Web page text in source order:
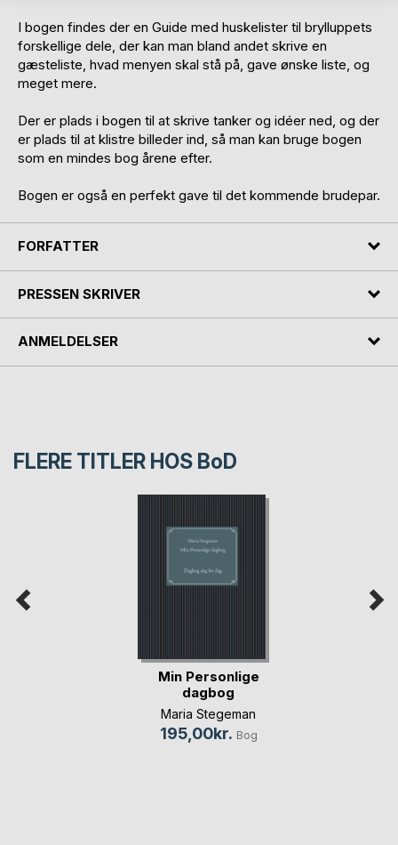
I bogen findes der en Guide med huskelister til brylluppets
forskellige dele, der kan man bland andet skrive en
gæsteliste, hvad menyen skal stå på, gave ønske liste, og
meget mere.
Der er plads i bogen til at skrive tanker og idéer ned, og der
er plads til at klistre billeder ind, så man kan bruge bogen
som en mindes bog årene efter.
Bogen er også en perfekt gave til det kommende brudepar.
FORFATTER
PRESSEN SKRIVER
ANMELDELSER
FLERE TITLER HOS BoD
Min Personlige
dagbog
Maria Stegeman
195,00kr. Bog